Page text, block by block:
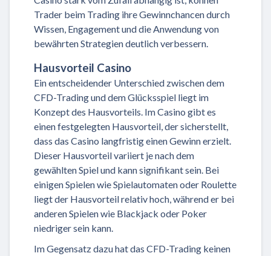
Trader beim Trading ihre Gewinnchancen durch
Wissen, Engagement und die Anwendung von
bewährten Strategien deutlich verbessern.
Hausvorteil Casino
Ein entscheidender Unterschied zwischen dem
CFD-Trading und dem Glücksspiel liegt im
Konzept des Hausvorteils. Im Casino gibt es
einen festgelegten Hausvorteil, der sicherstellt,
dass das Casino langfristig einen Gewinn erzielt.
Dieser Hausvorteil variiert je nach dem
gewählten Spiel und kann signifikant sein. Bei
einigen Spielen wie Spielautomaten oder Roulette
liegt der Hausvorteil relativ hoch, während er bei
anderen Spielen wie Blackjack oder Poker
niedriger sein kann.
Im Gegensatz dazu hat das CFD-Trading keinen